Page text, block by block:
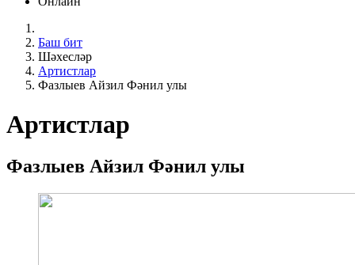
Баш бит
Шәхесләр
Артистлар
Фазлыев Айзил Фәнил улы
Артистлар
Фазлыев Айзил Фәнил улы